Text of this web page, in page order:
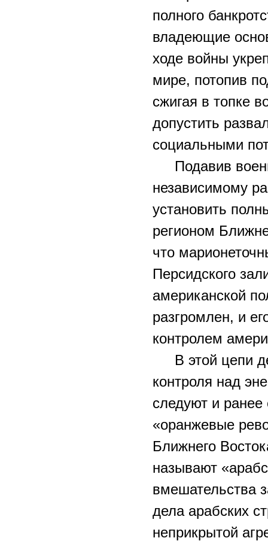
полного
владеющие
ходе войны
мире, потопив
сжигая в топке
допустить
социальными
Подавив
независимому
установить
регионом
что
Персидского
американской
разгромлен, и
контролем
В этой цепи
контроля над
следуют и
«оранжевые
Ближнего
называют
вмешательства
дела арабских
неприкрытой